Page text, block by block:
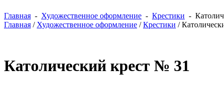
Главная - Художественное оформление - Крестики -
Главная / Художественное оформление /Крестики /
Католический крест № 31